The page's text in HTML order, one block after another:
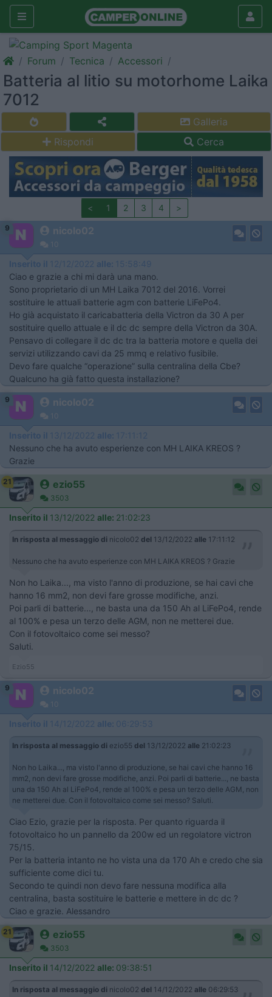
Forum Tecnica Accessori
Batteria al litio su motorhome Laika
7012
Galleria
Rispondi
Cerca
< 1 2 3 4 >
9 nicolo02
10
Inserito il 12/12/2022 alle: 15:58:49
Ciao e grazie a chi mi darà una mano.
Sono proprietario di un MH Laika 7012 del 2016. Vorrei
sostituire le attuali batterie agm con batterie LiFePo4.
Ho già acquistato il caricabatteria della Victron da 30 A per
sostituire quello attuale e il dc dc sempre della Victron da 30A.
Pensavo di collegare il dc dc tra la batteria motore e quella dei
servizi utilizzando cavi da 25 mmq e relativo fusibile.
Devo fare qualche “operazione” sulla centralina della Cbe?
Qualcuno ha già fatto questa installazione?
9 nicolo02
10
Inserito il 13/12/2022 alle: 17:11:12
Nessuno che ha avuto esperienze con MH LAIKA KREOS ?
Grazie
21 ezio55
3503
Inserito il 13/12/2022 alle: 21:02:23
In risposta al messaggio di nicolo02 del 13/12/2022 alle 17:11:12
Nessuno che ha avuto esperienze con MH LAIKA KREOS ? Grazie
Non ho Laika..., ma visto l'anno di produzione, se hai cavi che
hanno 16 mm2, non devi fare grosse modifiche, anzi.
Poi parli di batterie..., ne basta una da 150 Ah al LiFePo4, rende
al 100% e pesa un terzo delle AGM, non ne metterei due.
Con il fotovoltaico come sei messo?
Saluti.
Ezio55
9 nicolo02
10
Inserito il 14/12/2022 alle: 06:29:53
In risposta al messaggio di ezio55 del 13/12/2022 alle 21:02:23
Non ho Laika..., ma visto l'anno di produzione, se hai cavi che hanno 16
mm2, non devi fare grosse modifiche, anzi. Poi parli di batterie..., ne basta
una da 150 Ah al LiFePo4, rende al 100% e pesa un terzo delle AGM, non
ne metterei due. Con il fotovoltaico come sei messo? Saluti.
Ciao Ezio, grazie per la risposta. Per quanto riguarda il
fotovoltaico ho un pannello da 200w ed un regolatore victron
75/15.
Per la batteria intanto ne ho vista una da 170 Ah e credo che sia
sufficiente come dici tu.
Secondo te quindi non devo fare nessuna modifica alla
centralina, basta sostituire le batterie e mettere in dc dc ?
Ciao e grazie. Alessandro
21 ezio55
3503
Inserito il 14/12/2022 alle: 09:38:51
In risposta al messaggio di nicolo02 del 14/12/2022 alle 06:29:53